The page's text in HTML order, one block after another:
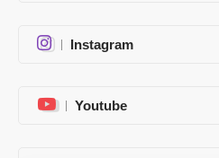
Instagram
Youtube